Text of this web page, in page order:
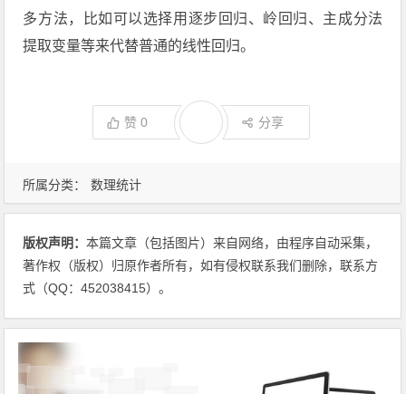
多方法，比如可以选择用逐步回归、岭回归、主成分法
提取变量等来代替普通的线性回归。
赞0 分享
所属分类： 数理统计
版权声明：本篇文章（包括图片）来自网络，由程序自动采集，
著作权（版权）归原作者所有，如有侵权联系我们删除，联系方
式（QQ：452038415）。